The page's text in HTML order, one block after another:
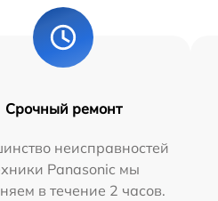
Срочный ремонт
неисправностей
Panasonic мы
в течение 2 часов.